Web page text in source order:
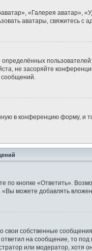
«Галерея аватар»,
аватары, свяжитесь
не засоряйте
в конференцию форму, и
кнопке «Ответить».
можете добавлять
собственные
на сообщение, то
или модератор, хотя